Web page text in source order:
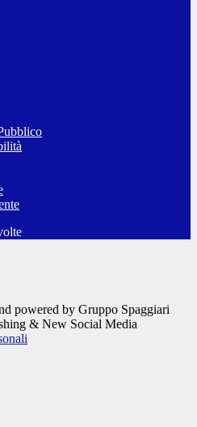
powered by Gruppo Spaggiari
& New Social Media